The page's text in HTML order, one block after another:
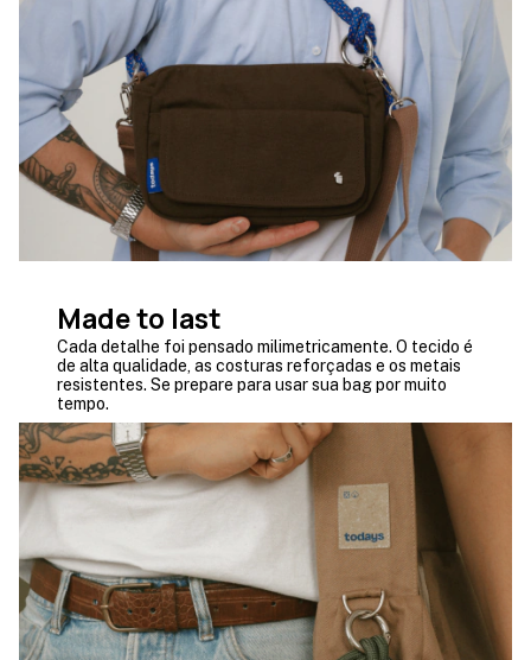
Made to last
Cada detalhe foi pensado milimetricamente. O tecido é
de alta qualidade, as costuras reforçadas e os metais
resistentes. Se prepare para usar sua bag por muito
tempo.